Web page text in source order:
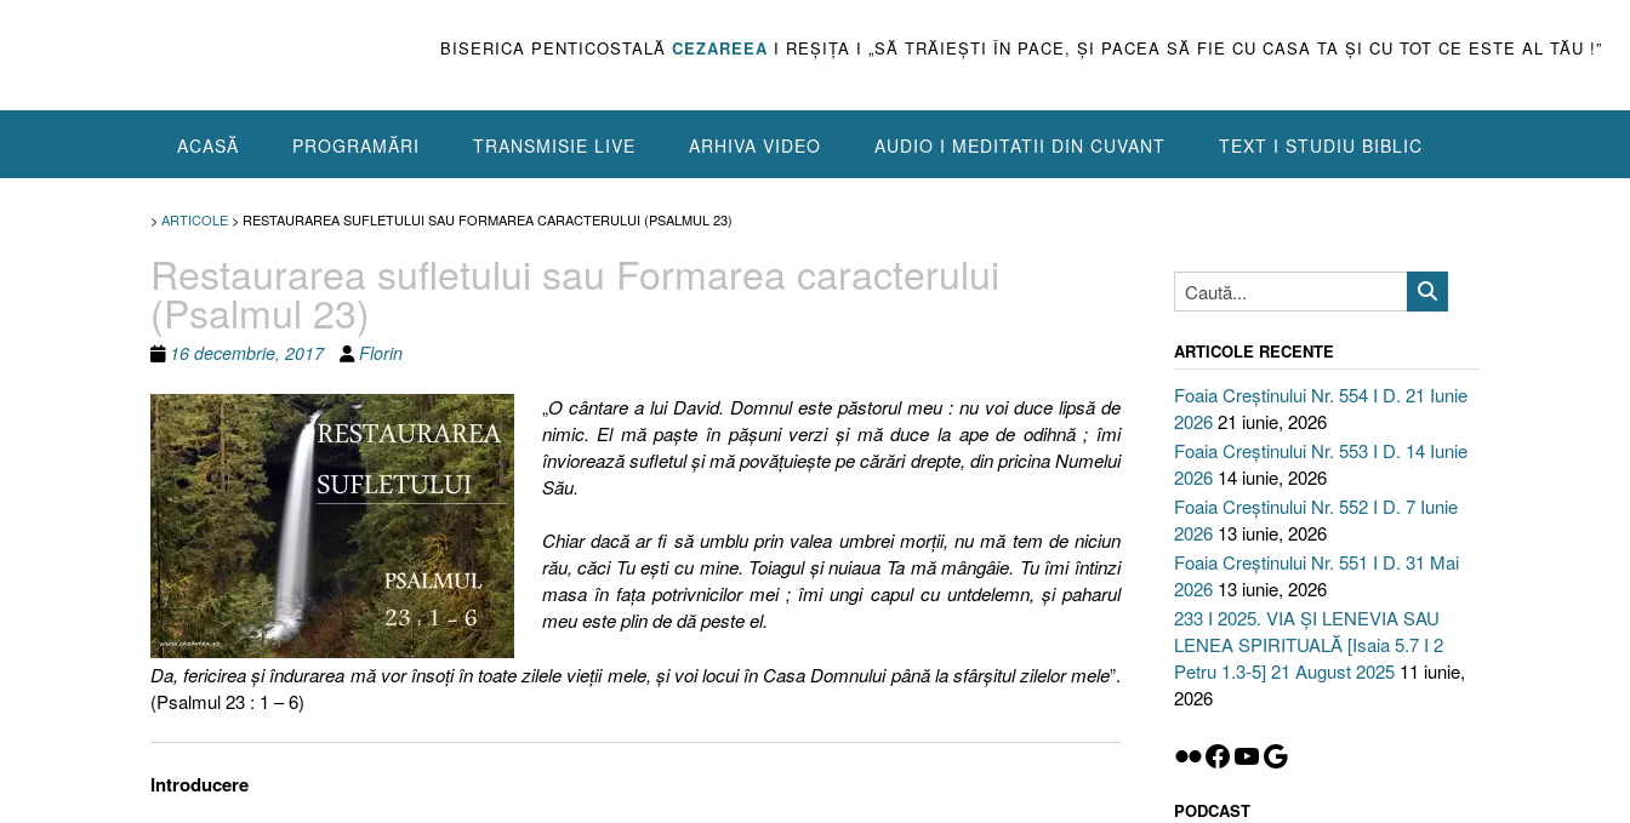
BISERICA PENTICOSTALĂ CEZAREEA I REŞIŢA I „SĂ TRĂIEŞTI ÎN PACE, ŞI PACEA SĂ FIE CU CASA TA ŞI CU TOT CE ESTE AL TĂU !”
ACASĂ PROGRAMĂRI TRANSMISIE LIVE ARHIVA VIDEO AUDIO I MEDITATII DIN CUVANT TEXT I STUDIU BIBLIC
> ARTICOLE > RESTAURAREA SUFLETULUI SAU FORMAREA CARACTERULUI (PSALMUL 23)
Restaurarea sufletului sau Formarea caracterului
(Psalmul 23)
16 decembrie, 2017 Florin
„O cântare a lui David. Domnul este păstorul meu : nu voi duce lipsă de
nimic. El mă paşte în păşuni verzi şi mă duce la ape de odihnă ; îmi
înviorează sufletul şi mă povăţuieşte pe cărări drepte, din pricina Numelui
Său.
Chiar dacă ar fi să umblu prin valea umbrei morţii, nu mă tem de niciun
rău, căci Tu eşti cu mine. Toiagul şi nuiaua Ta mă mângâie. Tu îmi întinzi
masa în faţa potrivnicilor mei ; îmi ungi capul cu untdelemn, şi paharul
meu este plin de dă peste el.
Da, fericirea şi îndurarea mă vor însoţi în toate zilele vieţii mele, şi voi locui în Casa Domnului până la sfârşitul zilelor mele”.
(Psalmul 23 : 1 – 6)
Introducere
ARTICOLE RECENTE
Foaia Creștinului Nr. 554 I D. 21 Iunie
202621 iunie, 2026
Foaia Creștinului Nr. 553 I D. 14 Iunie
2026 14 iunie, 2026
Foaia Creștinului Nr. 552 I D. 7 Iunie
2026 13 iunie, 2026
Foaia Creștinului Nr. 551 I D. 31 Mai
2026 13 iunie, 2026
233 I 2025. VIA ȘI LENEVIA SAU
LENEA SPIRITUALĂ [Isaia 5.7 I 2
Petru 1.3-5] 21 August 2025 11 iunie,
2026
Flickr
Facebook
YouTube
Google
PODCAST